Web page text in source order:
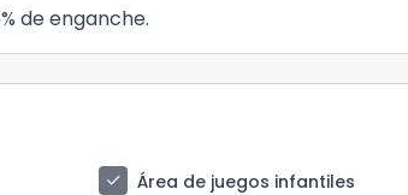
de enganche.
check
Área de juegos infantiles